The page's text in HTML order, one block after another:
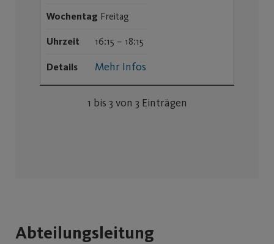
Wochentag Freitag
Uhrzeit 16:15 – 18:15
Details Mehr Infos
1 bis 3 von 3 Einträgen
Abteilungsleitung